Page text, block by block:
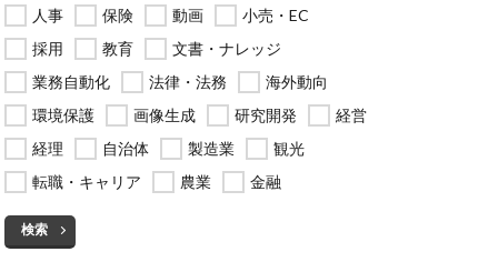
人事
保険 動画
小売・EC
採用
教育
文書・ナレッジ
業務自動化
法律・法務
海外動向
環境保護
画像生成 研究開発
経営
経理
自治体 製造業
観光
転職・キャリア
農業 金融
検索